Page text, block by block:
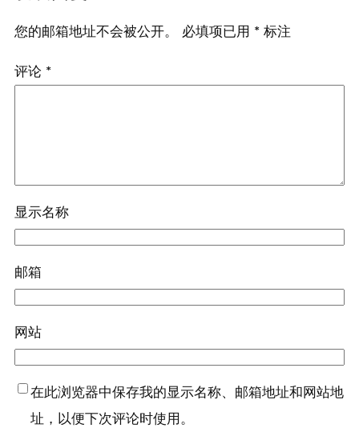
您的邮箱地址不会被公开。 必填项已用 * 标注
评论 *
显示名称
邮箱
网站
在此浏览器中保存我的显示名称、邮箱地址和网站地
址，以便下次评论时使用。